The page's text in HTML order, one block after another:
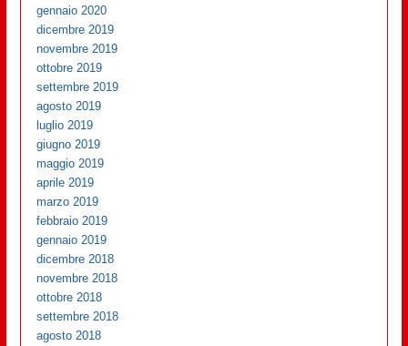
gennaio 2020
dicembre 2019
novembre 2019
ottobre 2019
settembre 2019
agosto 2019
luglio 2019
giugno 2019
maggio 2019
aprile 2019
marzo 2019
febbraio 2019
gennaio 2019
dicembre 2018
novembre 2018
ottobre 2018
settembre 2018
agosto 2018